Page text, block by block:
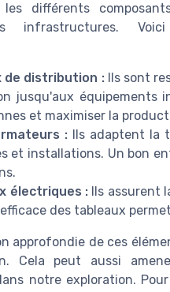
les différents
infrastructures.
de distribution :Ils sont
jusqu'aux équipements
et maximiser la
: Ils adaptent la
et installations. Un bon
électriques : Ils assurent
des tableaux
approfondie de ces
Cela peut aussi
notre exploration.